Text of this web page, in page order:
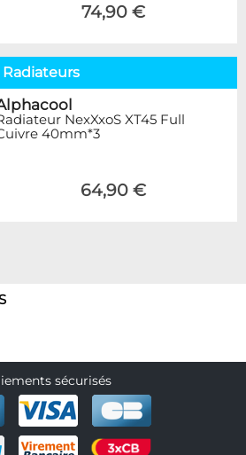
74,90 €
NexXxoS XT45 Full
40mm*3
64,90 €
sécurisés